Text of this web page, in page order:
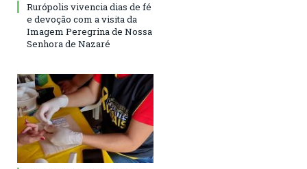
Rurópolis vivencia dias de fé
e devoção com a visita da
Imagem Peregrina de Nossa
Senhora de Nazaré